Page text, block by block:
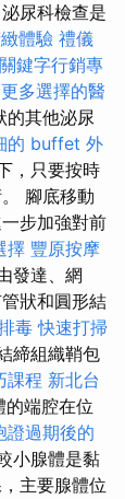
尿科檢查是
體驗 禮儀
鍵字行銷專
多選擇的醫
的其他泌尿
的 buffet 外
，只要按時
腳底移動
步加強對前
擇 豐原按摩
發達、網
狀和圓形結
毒快速打掃
締組織鞘包
課程 新北台
的端腔在位
證過期後的
小腺體是黏
主要腺體位